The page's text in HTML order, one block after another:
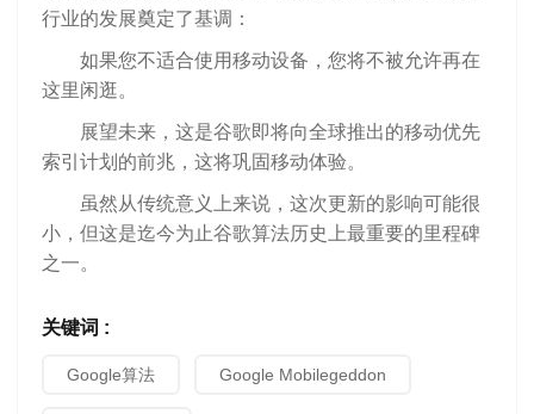
行业的发展奠定了基调：
如果您不适合使用移动设备，您将不被允许再在
这里闲逛。
展望未来，这是谷歌即将向全球推出的移动优先
索引计划的前兆，这将巩固移动体验。
虽然从传统意义上来说，这次更新的影响可能很
小，但这是迄今为止谷歌算法历史上最重要的里程碑
之一。
关键词 :
Google算法 Google Mobilegeddon